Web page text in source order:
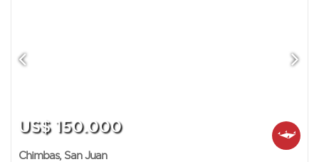
US$ 150.000
Chimbas, San Juan